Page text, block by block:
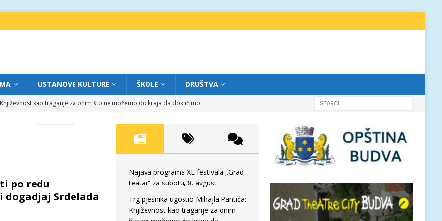
USTANOVE KULTURE ŠKOLE DRUŠTVA
kao traganje za onim što ne možemo do kraja da dokučimo
za petak, 7. avgust
„Više od igre” na sceni između crkava
FOKUS
za subotu, 8. avgust
po redu
dogadjaj Srdelada
Najava programa XL festivala „Grad
teatar“ za subotu, 8. avgust
Trg pjesnika ugostio Mihajla Pantića:
Književnost kao traganje za onim